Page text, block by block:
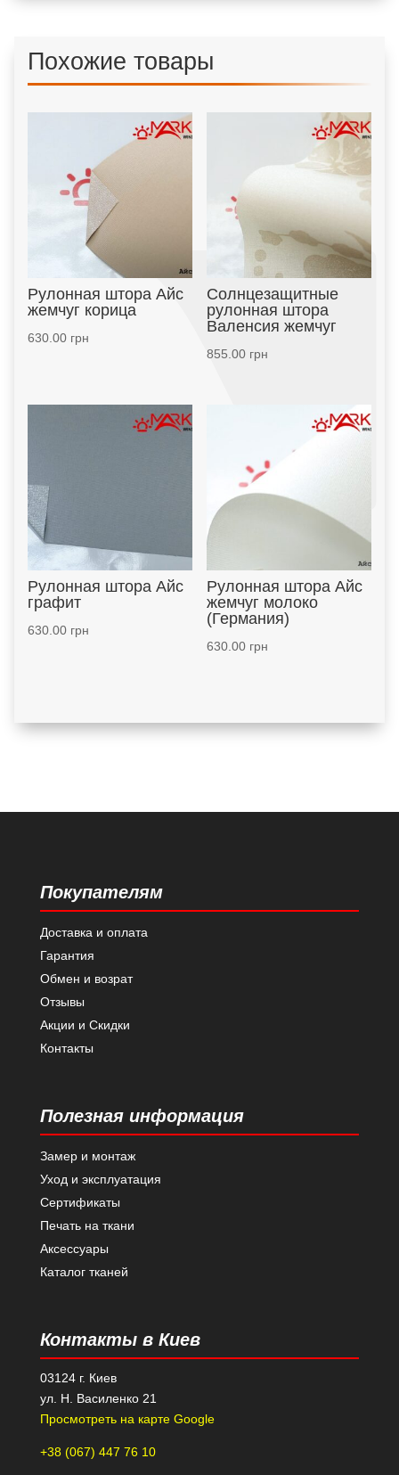
Похожие товары
Рулонная штора Айс
жемчуг корица
630.00грн
Солнцезащитные
рулонная штора
Валенсия жемчуг
855.00грн
Рулонная штора Айс
графит
630.00грн
Рулонная штора Айс
жемчуг молоко
(Германия)
630.00грн
Покупателям
Доставка и оплата
Гарантия
Обмен и возрат
Отзывы
Акции и Скидки
Контакты
Полезная информация
Замер и монтаж
Уход и эксплуатация
Сертификаты
Печать на ткани
Аксессуары
Каталог тканей
Контакты в Киев
03124 г. Киев
ул. Н. Василенко 21
Просмотреть на карте Google
+38 (067) 447 76 10